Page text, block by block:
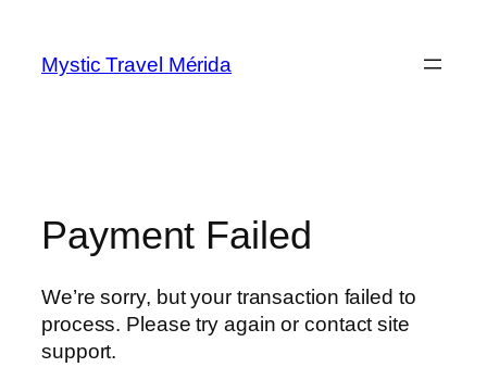
contenido
Mystic Travel Mérida
Payment Failed
We’re sorry, but your transaction failed to
process. Please try again or contact site
support.